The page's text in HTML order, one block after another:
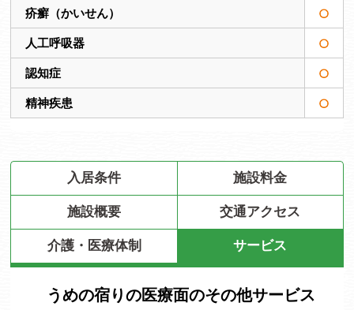
疥癬（かいせん）
人工呼吸器
認知症
精神疾患
入居条件 施設料金
施設概要 交通アクセス
介護・医療体制 サービス
うめの宿りの医療面のその他サービス